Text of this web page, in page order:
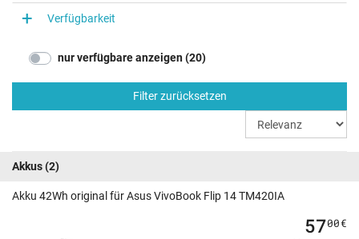
Verfügbarkeit
nur verfügbare anzeigen (20)
Filter zurücksetzen
Akkus(2)
Akku 42Wh original für Asus VivoBook Flip 14 TM420IA
5700€